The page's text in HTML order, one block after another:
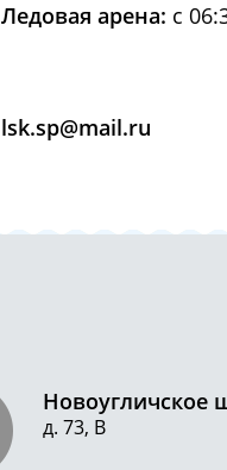
Ледовая арена: с
lsk.sp@mail.ru
Новоугличское
д. 73, В